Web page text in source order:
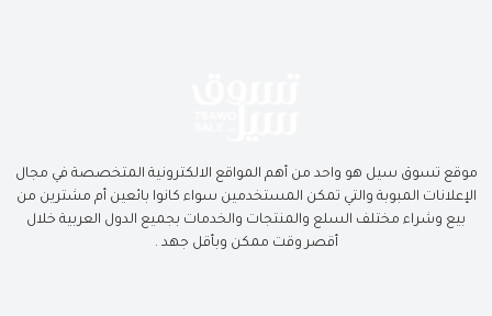
موقع تسوق سيل هو واحد من أهم المواقع الالكترونية المتخصصة في مجال
الإعلانات المبوبة والتي تمكن المستخدمين سواء كانوا بائعين أم مشترين من
بيع وشراء مختلف السلع والمنتجات والخدمات بجميع الدول العربية خلال
أقصر وقت ممكن وبأقل جهد .